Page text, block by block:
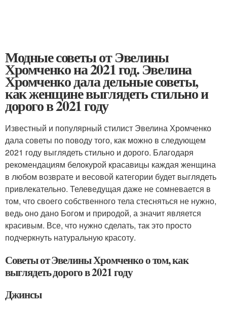
Модные советы от Эвелины
Хромченко на 2021 год. Эвелина
Хромченко дала дельные советы,
как женщине выглядеть стильно и
дорого в 2021 году
Известный и популярный стилист Эвелина Хромченко
дала советы по поводу того, как можно в следующем
2021 году выглядеть стильно и дорого. Благодаря
рекомендациям белокурой красавицы каждая женщина
в любом возврате и весовой категории будет выглядеть
привлекательно. Телеведущая даже не сомневается в
том, что своего собственного тела стесняться не нужно,
ведь оно дано Богом и природой, а значит является
красивым. Все, что нужно сделать, так это просто
подчеркнуть натуральную красоту.
Советы от Эвелины Хромченко о том, как
выглядеть дорого в 2021 году
Джинсы